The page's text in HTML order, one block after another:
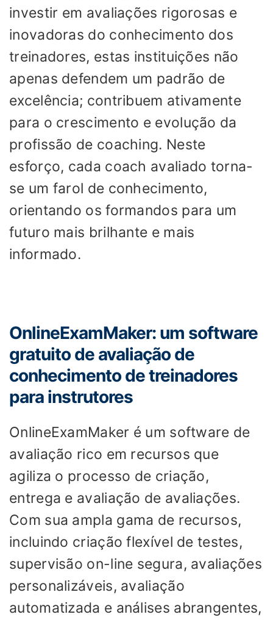
investir em avaliações rigorosas e
inovadoras do conhecimento dos
treinadores, estas instituições não
apenas defendem um padrão de
excelência; contribuem ativamente
para o crescimento e evolução da
profissão de coaching. Neste
esforço, cada coach avaliado torna-
se um farol de conhecimento,
orientando os formandos para um
futuro mais brilhante e mais
informado.
OnlineExamMaker: um software
gratuito de avaliação de
conhecimento de treinadores
para instrutores
OnlineExamMaker é um software de
avaliação rico em recursos que
agiliza o processo de criação,
entrega e avaliação de avaliações.
Com sua ampla gama de recursos,
incluindo criação flexível de testes,
supervisão on-line segura, avaliações
personalizáveis, avaliação
automatizada e análises abrangentes,